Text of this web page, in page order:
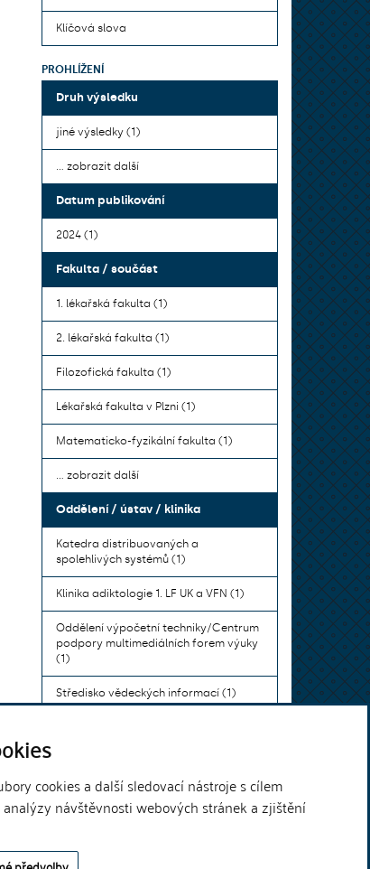
cookies a další sledovací nástroje s cílem
návštěvnosti webových stránek a zjištění
Klíčová slova
PROHLÍŽENÍ
Druh výsledku
jiné výsledky (1)
... zobrazit další
Datum publikování
2024 (1)
Fakulta / součást
1. lékařská fakulta (1)
2. lékařská fakulta (1)
Filozofická fakulta (1)
Lékařská fakulta v Plzni (1)
Matematicko-fyzikální fakulta (1)
... zobrazit další
Oddělení / ústav / klinika
Katedra distribuovaných a
spolehlivých systémů (1)
Klinika adiktologie 1. LF UK a VFN (1)
Oddělení výpočetní techniky/Centrum
podpory multimediálních forem výuky
(1)
Středisko vědeckých informací (1)